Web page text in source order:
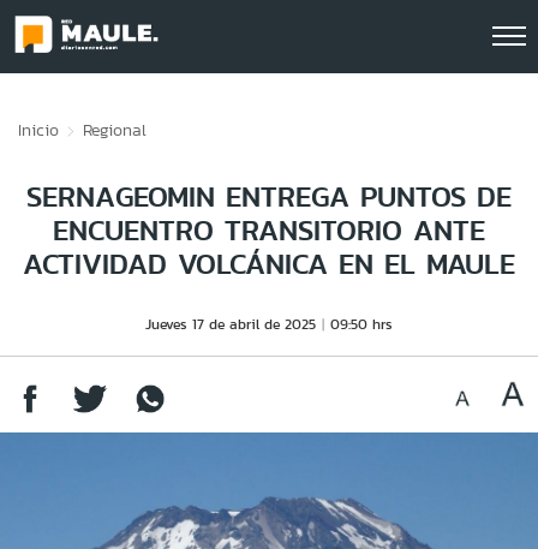
Inicio Regional
SERNAGEOMIN ENTREGA PUNTOS DE
ENCUENTRO TRANSITORIO ANTE
ACTIVIDAD VOLCÁNICA EN EL MAULE
Jueves 17 de abril de 2025 09:50 hrs